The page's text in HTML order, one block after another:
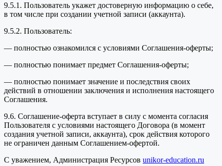
9.5.1. Пользователь укажет достоверную информацию о себе,
в том числе при создании учетной записи (аккаунта).
9.5.2. Пользователь:
— полностью ознакомился с условиями Соглашения-оферты;
— полностью понимает предмет Соглашения-оферты;
— полностью понимает значение и последствия своих
действий в отношении заключения и исполнения настоящего
Соглашения.
9.6. Соглашение-оферта вступает в силу с момента согласия
Пользователя с условиями настоящего Договора (в момент
создания учетной записи, аккаунта), срок действия которого
не ограничен данным Соглашением-офертой.
С уважением, Администрация Ресурсов unikor-education.ru